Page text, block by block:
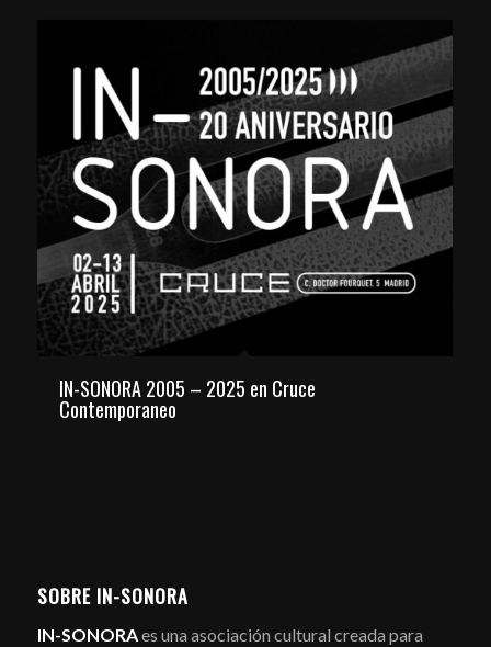
IN-SONORA 2005 – 2025 en Cruce
Contemporaneo
SOBRE IN-SONORA
IN-SONORAes una asociación cultural creada para